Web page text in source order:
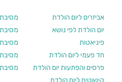
מסיבת
מסיבת
מסיבת
מסיבת
מסיבת
אביזרים ליום הולדת
יום הולדת לפי נושא
פיניאטות
חד פעמי ליום הולדת
פרסים והפתעות יום הולדת